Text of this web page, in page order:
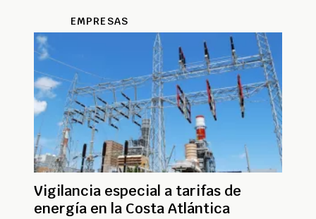
EMPRESAS
Vigilancia especial a tarifas de
energía en la Costa Atlántica